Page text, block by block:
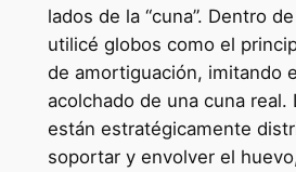
lados de la “cuna”. Dentro
utilicé globos como el
de amortiguación, imitando
acolchado de una cuna real.
están estratégicamente
soportar y envolver el